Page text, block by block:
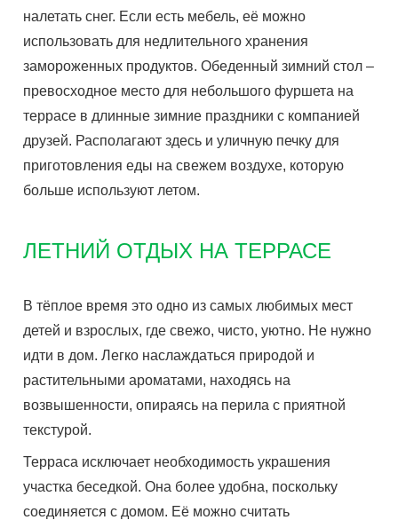
налетать снег. Если есть мебель, её можно
использовать для недлительного хранения
замороженных продуктов. Обеденный зимний стол –
превосходное место для небольшого фуршета на
террасе в длинные зимние праздники с компанией
друзей. Располагают здесь и уличную печку для
приготовления еды на свежем воздухе, которую
больше используют летом.
ЛЕТНИЙ ОТДЫХ НА ТЕРРАСЕ
В тёплое время это одно из самых любимых мест
детей и взрослых, где свежо, чисто, уютно. Не нужно
идти в дом. Легко наслаждаться природой и
растительными ароматами, находясь на
возвышенности, опираясь на перила с приятной
текстурой.
Терраса исключает необходимость украшения
участка беседкой. Она более удобна, поскольку
соединяется с домом. Её можно считать